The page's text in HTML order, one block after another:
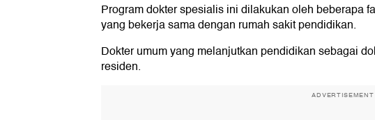
Program dokter spesialis ini dilakukan oleh beberapa
yang bekerja sama dengan rumah sakit pendidikan.
Dokter umum yang melanjutkan pendidikan sebagai
residen.
ADVERTISEMENT